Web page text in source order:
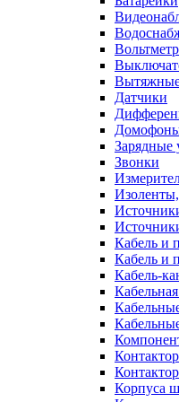
Датчики
Зарядные
Звонки
Кабель и
Кабель и
Кабель-
Корпуса